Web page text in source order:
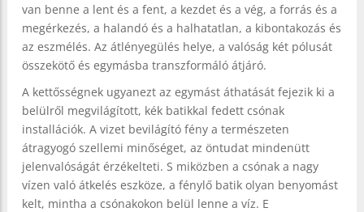
van benne a lent és a fent, a kezdet és a vég, a forrás és a
megérkezés, a halandó és a halhatatlan, a kibontakozás és
az eszmélés. Az átlényegülés helye, a valóság két pólusát
összekötő és egymásba transzformáló átjáró.
A kettősségnek ugyanezt az egymást áthatását fejezik ki a
belülről megvilágított, kék batikkal fedett csónak
installációk. A vizet bevilágító fény a természeten
átragyogó szellemi minőséget, az öntudat mindenütt
jelenvalóságát érzékelteti. S miközben a csónak a nagy
vízen való átkelés eszköze, a fénylő batik olyan benyomást
kelt, mintha a csónakokon belül lenne a víz. E